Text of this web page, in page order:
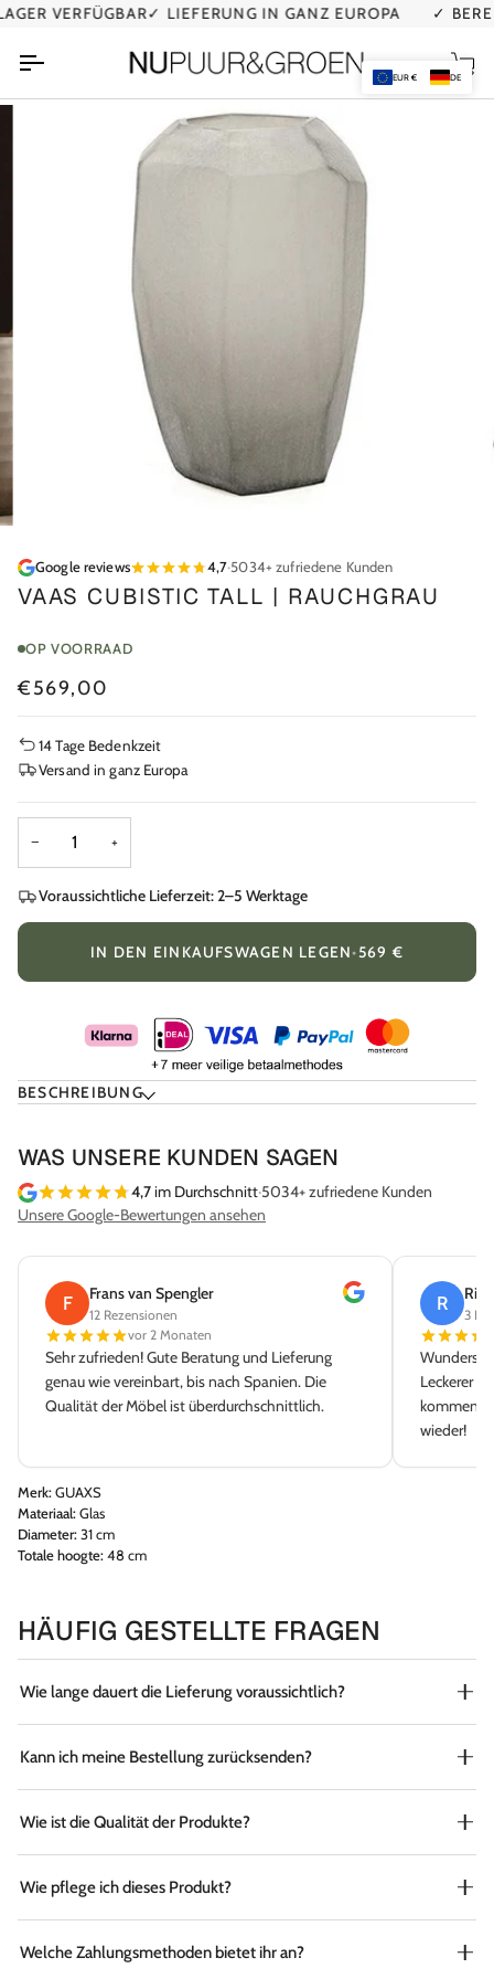
DirektVERFÜGBAR✓ LIEFERUNG IN GANZ EUROPA ✓
Google reviews 4,7·5034+ zufriedene Kunden
VAAS CUBISTIC TALL | RAUCHGRAU
OP VOORRAAD
€569,00
14 Tage Bedenkzeit
Versand in ganz Europa
− +
Voraussichtliche Lieferzeit: 2–5 Werktage
IN DEN EINKAUFSWAGEN LEGEN•569 €
BESCHREIBUNG
WAS UNSERE KUNDEN SAGEN
4,7im Durchschnitt·5034+ zufriedene Kunden
Unsere Google-Bewertungen ansehen
Frans van Spengler
12 Rezensionen
vor 2 Monaten
Sehr zufrieden! Gute Beratung und Lieferung
genau wie vereinbart, bis nach Spanien. Die
Qualität der Möbel ist überdurchschnittlich.
Rick de
3
vor
Leckerer
kommen auf
wieder!
Merk:GUAXS
Materiaal:Glas
Diameter:31 cm
Totale hoogte:48 cm
HÄUFIG GESTELLTE FRAGEN
Wie lange dauert die Lieferung voraussichtlich?
Kann ich meine Bestellung zurücksenden?
Wie ist die Qualität der Produkte?
Wie pflege ich dieses Produkt?
Welche Zahlungsmethoden bietet ihr an?
EUR € DE